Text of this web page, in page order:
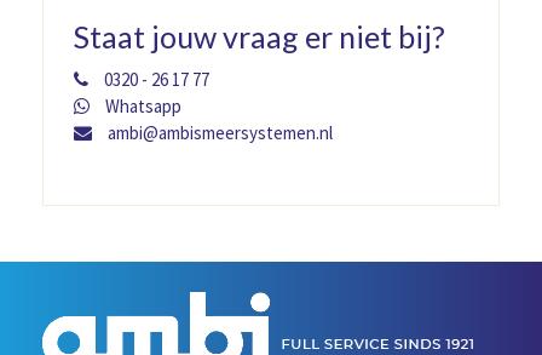
Staat jouw vraag er niet bij?
0320 - 26 17 77
Whatsapp
ambi@ambismeersystemen.nl